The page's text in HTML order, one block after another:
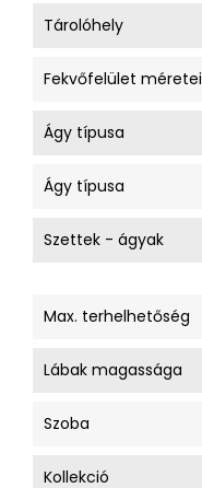
Tárolóhely
Fekvőfelület méretei
Ágy típusa
Ágy típusa
Szettek - ágyak
Max. terhelhetőség
Lábak magassága
Szoba
Kollekció